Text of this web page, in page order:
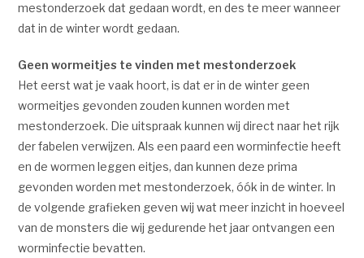
mestonderzoek dat gedaan wordt, en des te meer wanneer
dat in de winter wordt gedaan.
Geen wormeitjes te vinden met mestonderzoek
Het eerst wat je vaak hoort, is dat er in de winter geen
wormeitjes gevonden zouden kunnen worden met
mestonderzoek. Die uitspraak kunnen wij direct naar het rijk
der fabelen verwijzen. Als een paard een worminfectie heeft
en de wormen leggen eitjes, dan kunnen deze prima
gevonden worden met mestonderzoek, óók in de winter. In
de volgende grafieken geven wij wat meer inzicht in hoeveel
van de monsters die wij gedurende het jaar ontvangen een
worminfectie bevatten.